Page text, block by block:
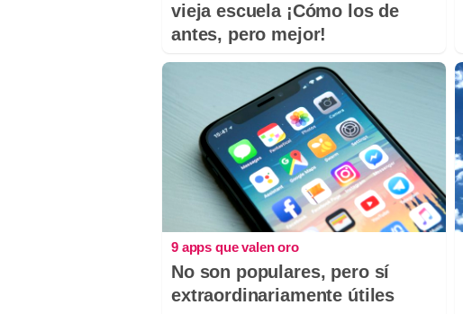
vieja escuela ¡Cómo los de
antes, pero mejor!
9 apps que valen oro
No son populares, pero sí
extraordinariamente útiles